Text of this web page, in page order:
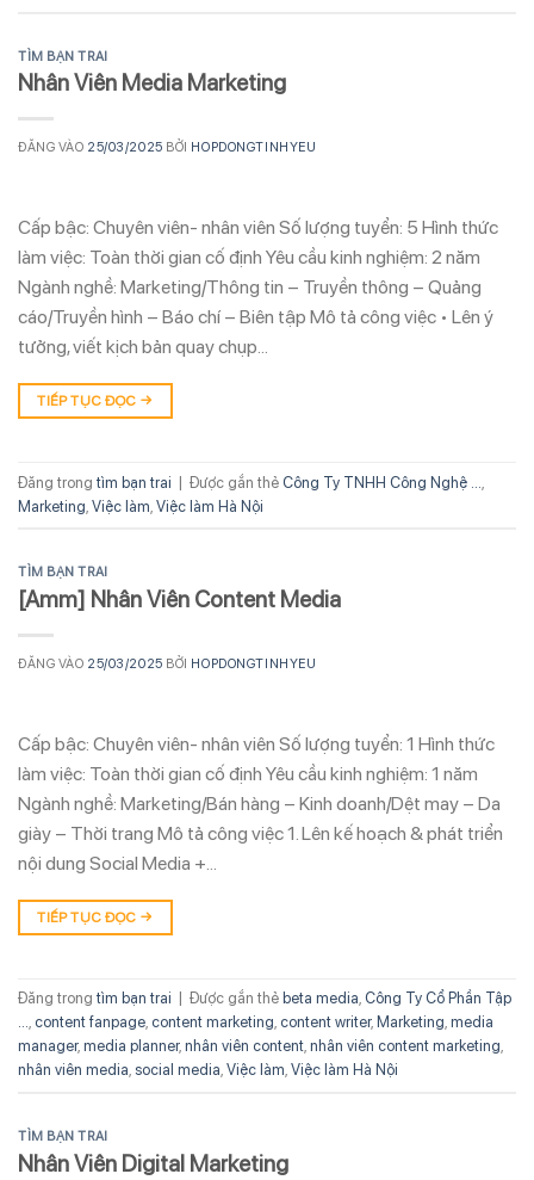
TÌM BẠN TRAI
Nhân Viên Media Marketing
ĐĂNG VÀO 25/03/2025 BỞI HOPDONGTINHYEU
Cấp bậc: Chuyên viên- nhân viên Số lượng tuyển: 5 Hình thức
làm việc: Toàn thời gian cố định Yêu cầu kinh nghiệm: 2 năm
Ngành nghề: Marketing/Thông tin – Truyền thông – Quảng
cáo/Truyền hình – Báo chí – Biên tập Mô tả công việc • Lên ý
tưởng, viết kịch bản quay chụp…
TIẾP TỤC ĐỌC →
Đăng trong tìm bạn trai | Được gắn thẻ Công Ty TNHH Công Nghệ ...
Marketing Việc làm Việc làm Hà Nội
TÌM BẠN TRAI
[Amm] Nhân Viên Content Media
ĐĂNG VÀO 25/03/2025 BỞI HOPDONGTINHYEU
Cấp bậc: Chuyên viên- nhân viên Số lượng tuyển: 1 Hình thức
làm việc: Toàn thời gian cố định Yêu cầu kinh nghiệm: 1 năm
Ngành nghề: Marketing/Bán hàng – Kinh doanh/Dệt may – Da
giày – Thời trang Mô tả công việc 1. Lên kế hoạch & phát triển
nội dung Social Media +…
TIẾP TỤC ĐỌC →
Đăng trong tìm bạn trai Được gắn thẻ beta media, Công Ty Cổ Phần Tập
..., content fanpage, content marketing, content writer, Marketing, media
manager, media planner, nhân viên content, nhân viên content marketing,
nhân viên media, social media, Việc làm, Việc làm Hà Nội
TÌM BẠN TRAI
Nhân Viên Digital Marketing